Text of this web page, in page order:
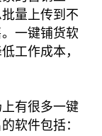
量上传到不
一键铺货软
工作成本，
有很多一键
软件包括：